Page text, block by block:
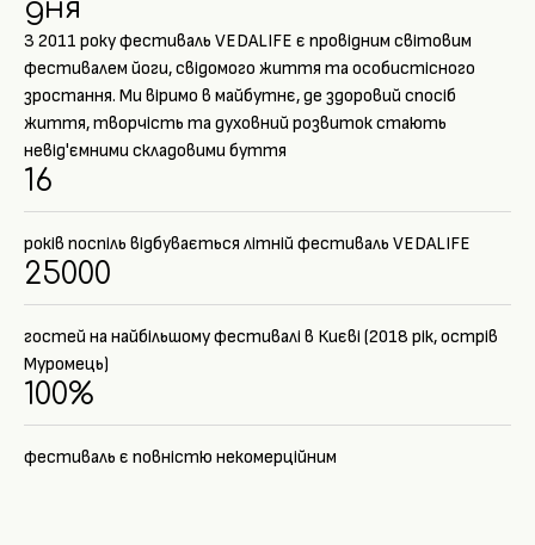
дня
З 2011 року фестиваль VEDALIFE є провідним світовим
фестивалем йоги, свідомого життя та особистісного
зростання. Ми віримо в майбутнє, де здоровий спосіб
життя, творчість та духовний розвиток стають
невід'ємними складовими буття
16
років поспіль відбувається літній фестиваль VEDALIFE
25000
гостей на найбільшому фестивалі в Києві (2018 рік, острів
Муромець)
100%
фестиваль є повністю некомерційним